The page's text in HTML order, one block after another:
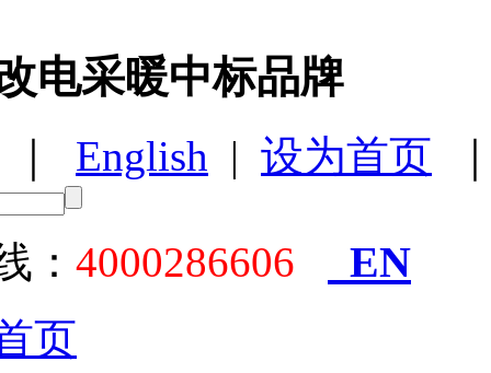
电采暖中标品牌
English | 设为首页
： 4000286606 EN
页